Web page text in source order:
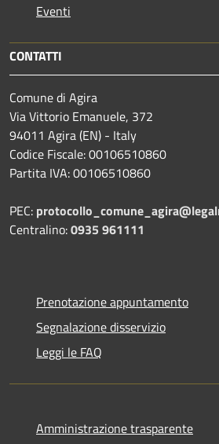
Eventi
CONTATTI
Comune di Agira
Via Vittorio Emanuele, 372
94011 Agira (EN) - Italy
Codice Fiscale: 00106510860
Partita IVA: 00106510860
PEC:
Centralino:0935 961111
Prenotazione appuntamento
Segnalazione disservizio
Leggi le FAQ
Amministrazione trasparente